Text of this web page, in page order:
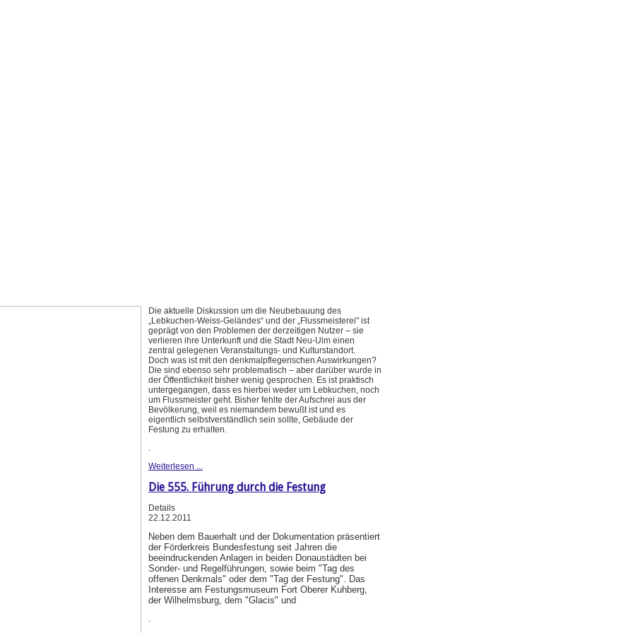
Die aktuelle Diskussion um die Neubebauung des
„Lebkuchen-Weiss-Geländes“ und der „Flussmeisterei" ist
geprägt von den Problemen der derzeitigen Nutzer – sie
verlieren ihre Unterkunft und die Stadt Neu-Ulm einen
zentral gelegenen Veranstaltungs- und Kulturstandort.
Doch was ist mit den denkmalpflegerischen Auswirkungen?
Die sind ebenso sehr problematisch – aber darüber wurde in
der Öffentlichkeit bisher wenig gesprochen. Es ist praktisch
untergegangen, dass es hierbei weder um Lebkuchen, noch
um Flussmeister geht. Bisher fehlte der Aufschrei aus der
Bevölkerung, weil es niemandem bewußt ist und es
eigentlich selbstverständlich sein sollte, Gebäude der
Festung zu erhalten.
.
Weiterlesen ...
Die 555. Führung durch die Festung
Details
22.12.2011
Neben dem Bauerhalt und der Dokumentation präsentiert
der Förderkreis Bundesfestung seit Jahren die
beeindruckenden Anlagen in beiden Donaustädten bei
Sonder- und Regelführungen, sowie beim "Tag des
offenen Denkmals" oder dem "Tag der Festung". Das
Interesse am Festungsmuseum Fort Oberer Kuhberg,
der Wilhelmsburg, dem "Glacis" und